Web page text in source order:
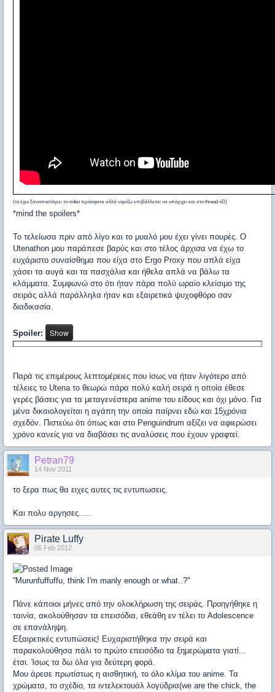
(το έχω ξαναποστάρει το video πρόσφατα αλλά νομίζω επιβάλλεται να υπάρχει και στο thread xD)
*mind the spoilers*
Το τελείωσα πριν από λίγο και το μυαλό μου έχει γίνει πουρές. Ο
Utenathon μου παράπεσε βαρύς και στο τέλος άρχισα να έχω το
ευχάριστο συναίσθημα που είχα στο Ergo Proxy που απλά είχα
χάσει τα αυγά και τα πασχάλια και ήθελα απλά να βάλω τα
κλάμματα. Συμφωνώ στο ότι ήταν πάρα πολύ ωραίο κλείσιμο της
σειράς αλλά παράλληλα ήταν και εξαιρετικά ψυχοφθόρο σαν
διαδικασία.
Spoiler:
Παρά τις επιμέρους λεπτομέρειες που ίσως να ήταν λιγότερο από
τέλειες το Utena το θεωρώ πάρα πολύ καλή σειρά η οποία έθεσε
γερές βάσεις για τα μεταγενέστερα anime του είδους και όχι μόνο. Για
μένα δικαιολογείται η αγάπη την οποία παίρνει εδώ και 15χρόνια
σχεδόν. Πιστεύω ότι όπως και στο Penguindrum αξίζει να αφιερώσει
χρόνο κανείς για να διαβάσει τις αναλύσεις που έχουν γραφτεί.
Petran79
14 Nov 2011
το ξερα πως θα ειχες αυτες τις εντυπωσεις.
Και πολυ αργησες.....
Pirate Luffy
06 Feb 2012
''Murunfuffuffu, think I'm manly enough or what..?''
Πάνε κάποιοι μήνες από την ολοκλήρωση της σειράς. Προηγήθηκε η
ταινία, ακολούθησαν τα επεισόδια, εθεάθη εν τέλει το Adolescence
σε επανάληψη.
Εξαιρετικές εντυπώσεις! Ευχαριστήθηκα την σειρά και
παρακολούθησα πάλι το πρώτο επεισόδιο τα ξημερώματα γιατί...
έτσι. Ίσως τα δω όλα για δεύτερη φορά.
Μου άρεσε πρωτίστως η αισθητική, το όλο κλίμα του anime. Τα
χρώματα, το σχέδιο, τα ιντελεκτουάλ λογύδρια(we are the chick, the